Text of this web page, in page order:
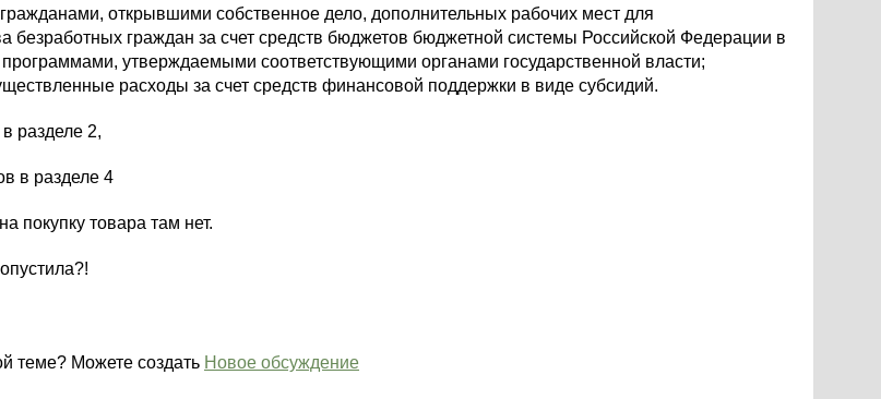
открывшими собственное дело, дополнительных рабочих мест для
безработных граждан за счет средств бюджетов бюджетной системы Российской Федерации в
программами, утверждаемыми соответствующими органами государственной власти;
расходы за счет средств финансовой поддержки в виде субсидий.
разделе 2,
в разделе 4
покупку товара там нет.
теме? Можете создать Новое обсуждение